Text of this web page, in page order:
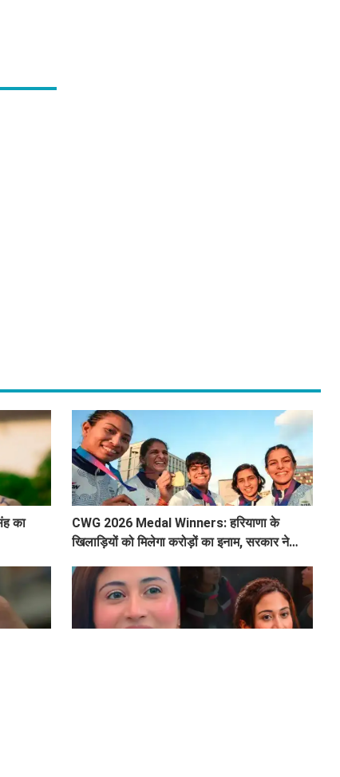
का
CWG 2026 Medal Winners: हरियाणा के
खिलाड़ियों को मिलेगा करोड़ों का इनाम, सरकार ने